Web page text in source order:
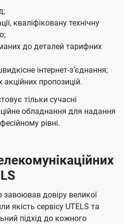
кваліфіковану технічну
до деталей тарифних
інтернет-зʼєднання;
пропозицій.
тільки сучасні
обладнання для надання
рівні.
довіру великої
якість сервісу UTELS та
підхід до кожного